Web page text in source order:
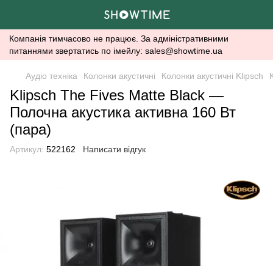
Компанія тимчасово не працює. За адміністративними
питаннями звертатись по імейлу: sales@showtime.ua
Аудіо техніка Колонки акустичні Колонки акустичні Klipsch
Klipsch The Fives Matte Black —
Полочна акустика активна 160 Вт
(пара)
Артикул: 522162 Написати відгук